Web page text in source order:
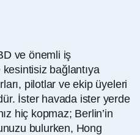
ve önemli iş
bağlantıya
pilotlar ve ekip üyeleri
İster havada ister yerde
hiç kopmaz; Berlin’in
bulurken, Hong